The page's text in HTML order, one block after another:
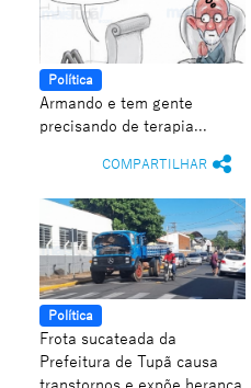
Política
Armando e tem gente
precisando de terapia...
COMPARTILHAR
Política
Frota sucateada da
Prefeitura de Tupã causa